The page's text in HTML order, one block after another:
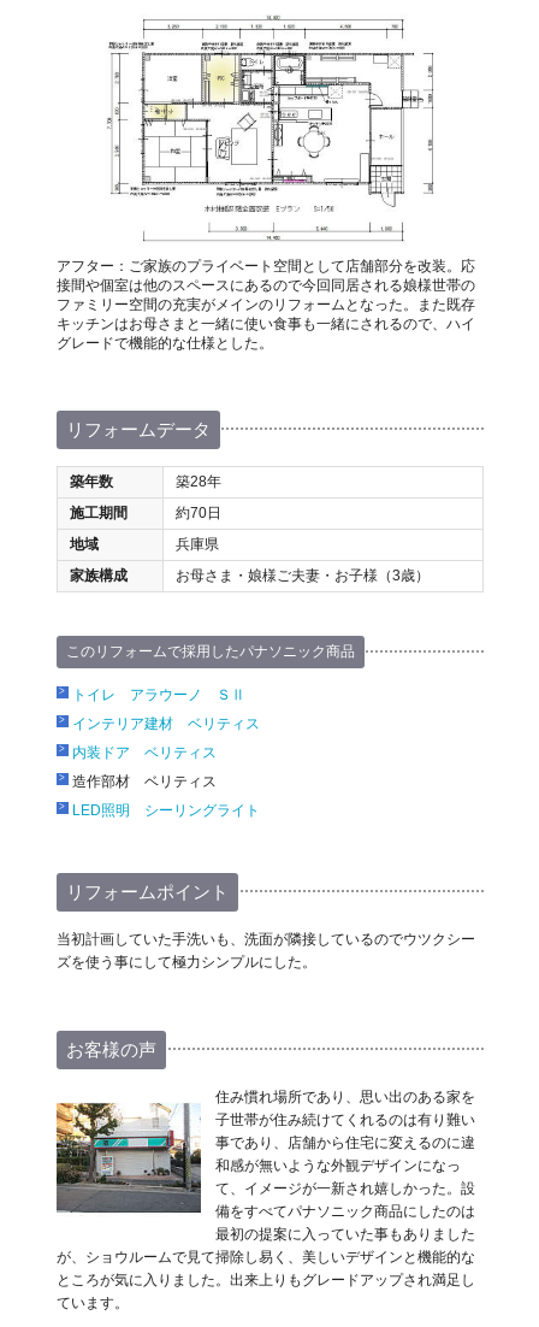
アフター：ご家族のプライベート空間として店舗部分を改装。応
接間や個室は他のスペースにあるので今回同居される娘様世帯の
ファミリー空間の充実がメインのリフォームとなった。また既存
キッチンはお母さまと一緒に使い食事も一緒にされるので、ハイ
グレードで機能的な仕様とした。
リフォームデータ
築年数
築28年
施工期間
約70日
地域
兵庫県
家族構成
お母さま・娘様ご夫妻・お子様（3歳）
このリフォームで採用したパナソニック商品
トイレ アラウーノ ＳⅡ
インテリア建材 ベリティス
内装ドア ベリティス
造作部材 ベリティス
LED照明 シーリングライト
リフォームポイント
当初計画していた手洗いも、洗面が隣接しているのでウツクシー
ズを使う事にして極力シンプルにした。
お客様の声
住み慣れ場所であり、思い出のある家を
子世帯が住み続けてくれるのは有り難い
事であり、店舗から住宅に変えるのに違
和感が無いような外観デザインになっ
て、イメージが一新され嬉しかった。設
備をすべてパナソニック商品にしたのは
最初の提案に入っていた事もありました
が、ショウルームで見て掃除し易く、美しいデザインと機能的な
ところが気に入りました。出来上りもグレードアップされ満足し
ています。